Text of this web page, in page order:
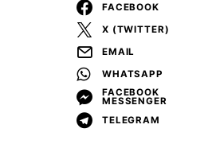
FACEBOOK
X (TWITTER)
EMAIL
WHATSAPP
FACEBOOK
MESSENGER
TELEGRAM